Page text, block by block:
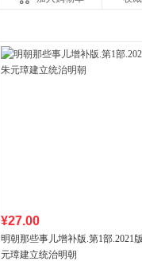
¥27.00
明朝那些事儿增补版.第1部.2021
元璋建立统治明朝